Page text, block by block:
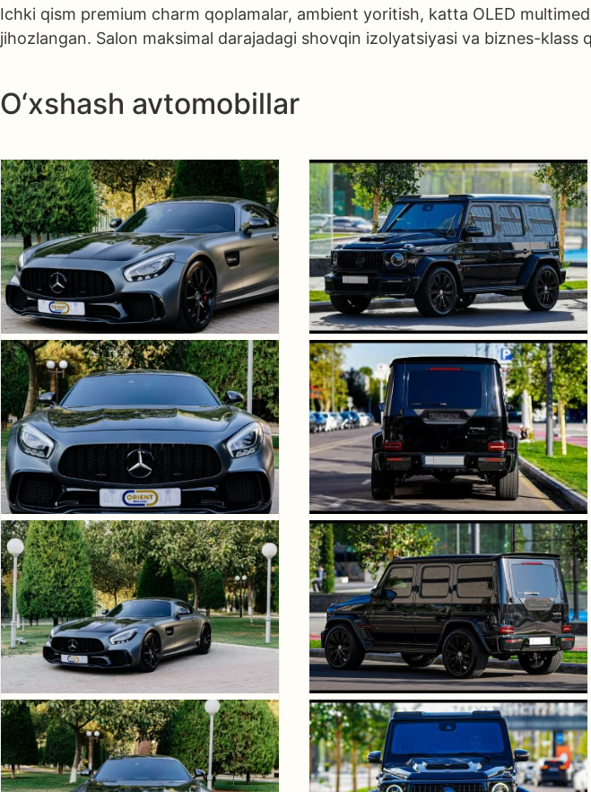
Ichki qism premium charm qoplamalar, ambient yoritish, katta OLED
jihozlangan. Salon maksimal darajadagi shovqin izolyatsiyasi va biznes-klass
O‘xshash avtomobillar